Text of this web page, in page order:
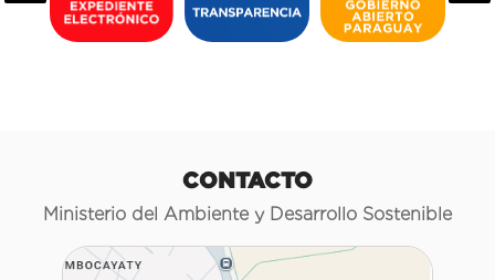
CONTACTO
Ministerio del Ambiente y Desarrollo Sostenible